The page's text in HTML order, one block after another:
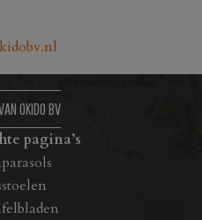
OKIDO BV
pagina’s